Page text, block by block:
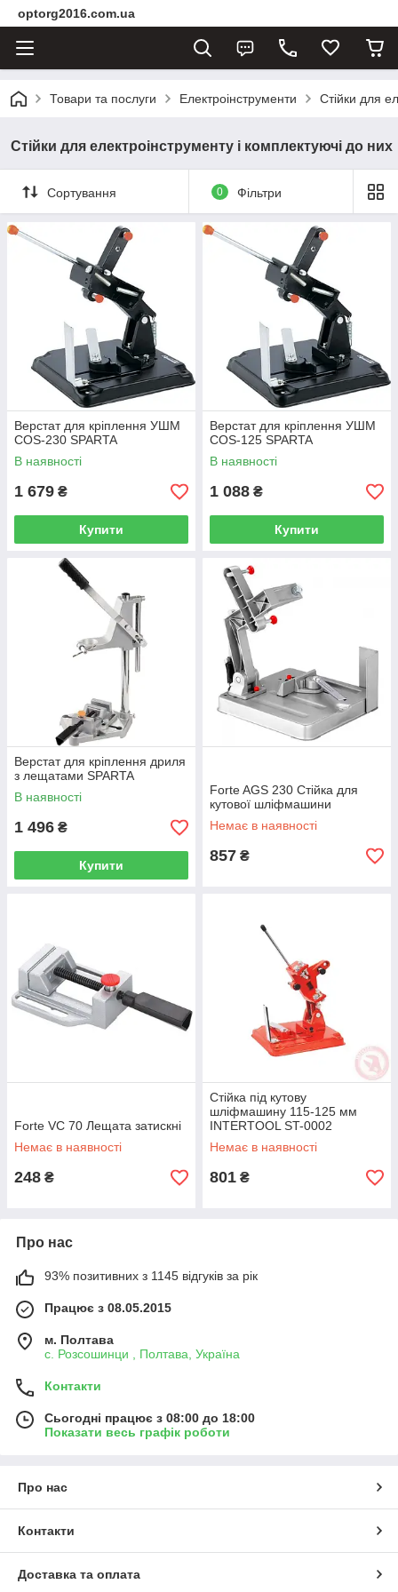
optorg2016.com.ua
Товари та послуги Електроінструменти Стійки для
Стійки для електроінструменту і комплектуючі до них
Сортування 0 Фільтри
Верстат для кріплення УШМ
COS-230 SPARTA
В наявності
1 679 ₴
Купити
Верстат для кріплення УШМ
COS-125 SPARTA
В наявності
1 088 ₴
Купити
Верстат для кріплення дриля
з лещатами SPARTA
В наявності
1 496 ₴
Купити
Forte AGS 230 Стійка для
кутової шліфмашини
Немає в наявності
857 ₴
Forte VC 70 Лещата затискні
Немає в наявності
248 ₴
Стійка під кутову
шліфмашину 115-125 мм
INTERTOOL ST-0002
Немає в наявності
801 ₴
Про нас
93% позитивних з 1145 відгуків за рік
Працює з 08.05.2015
м. Полтава
с. Розсошинци , Полтава, Україна
Контакти
Сьогодні працює з 08:00 до 18:00
Показати весь графік роботи
Про нас
Контакти
Доставка та оплата